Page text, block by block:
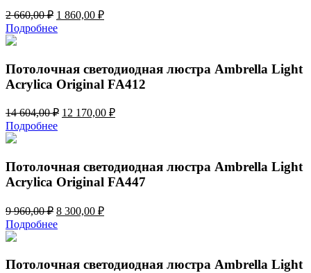
2 660,00₽ Первоначальная
цена
составляла
1 860,00 ₽Текущая
Подробнее
Потолочная светодиодная люстра Ambrella Light
Acrylica Original FA412
14 604,00₽ Первоначальная
12 170,00 ₽Текущая
Подробнее
Потолочная светодиодная люстра Ambrella Light
Acrylica Original FA447
9 960,00₽ Первоначальная
цена
составляла
960,00 ₽.
8 300,00 ₽Текущая
Подробнее
Потолочная светодиодная люстра Ambrella Light